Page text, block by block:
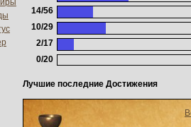
14/56
10/29
2/17
0/20
Лучшие последние Достижения